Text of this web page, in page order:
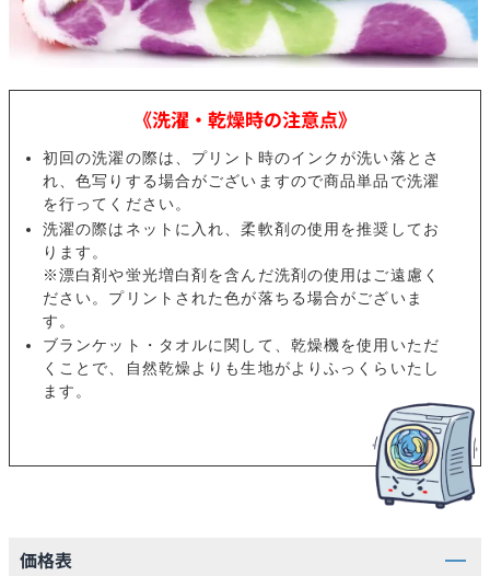
《洗濯・乾燥時の注意点》
初回の洗濯の際は、プリント時のインクが洗い落とさ
れ、色写りする場合がございますので商品単品で洗濯
を行ってください。
洗濯の際はネットに入れ、柔軟剤の使用を推奨してお
ります。
※漂白剤や蛍光増白剤を含んだ洗剤の使用はご遠慮く
ださい。プリントされた色が落ちる場合がございま
す。
ブランケット・タオルに関して、乾燥機を使用いただ
くことで、自然乾燥よりも生地がよりふっくらいたし
ます。
価格表